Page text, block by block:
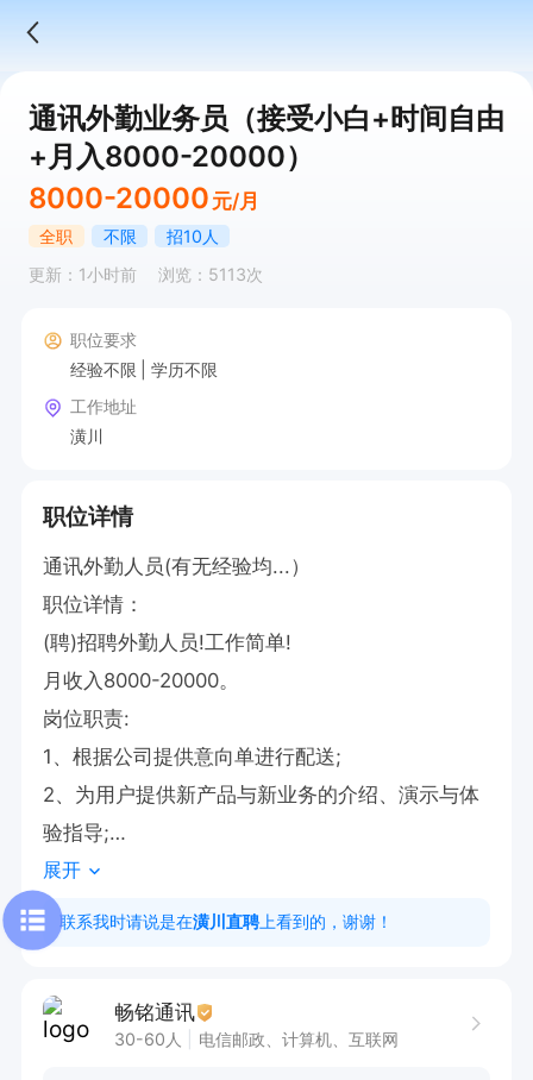
通讯外勤业务员（接受小白+时间自由
+月入8000-20000）
8000-20000 元/月
全职 不限
招10人
更新：1小时前
浏览：5113次
职位要求
经验不限
学历不限
工作地址
潢川
职位详情
通讯外勤人员(有无经验均...）
职位详情：
(聘)招聘外勤人员!工作简单!
月收入8000-20000。
岗位职责:
1、根据公司提供意向单进行配送;
2、为用户提供新产品与新业务的介绍、演示与体
验指导;
3、主动向客户告知、推荐的新业务;
4、自己无需发愁客户资源，给你精准客户自己拜
访成交。只要曾有销售经验!
车。
展开
联系我时请说是在潢川直聘 上看到的，谢谢！
畅铭通讯
30-60人 电信邮政、计算机、互联网